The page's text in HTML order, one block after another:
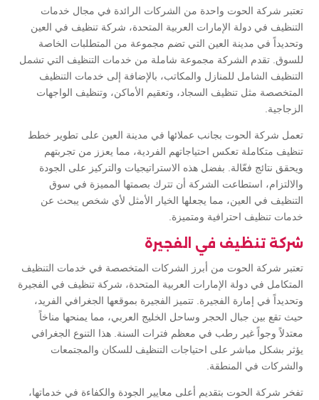
تعتبر شركة الحوت واحدة من الشركات الرائدة في مجال خدمات
التنظيف في دولة الإمارات العربية المتحدة، شركة تنظيف في العين
وتحديداً في مدينة العين التي تضم مجموعة من المتطلبات الخاصة
للسوق. تقدم الشركة مجموعة شاملة من خدمات التنظيف التي تشمل
التنظيف الشامل للمنازل والمكاتب، بالإضافة إلى خدمات التنظيف
المتخصصة مثل تنظيف السجاد، وتعقيم الأماكن، وتنظيف الواجهات
الزجاجية.
تعمل شركة الحوت بجانب عملائها في مدينة العين على تطوير خطط
تنظيف متكاملة تعكس احتياجاتهم الفردية، مما يعزز من تجربتهم
ويحقق نتائج فعّالة. بفضل هذه الاستراتيجيات والتركيز على الجودة
والالتزام، استطاعت الشركة أن تترك بصمتها المميزة في سوق
التنظيف في العين، مما يجعلها الخيار الأمثل لأي شخص يبحث عن
خدمات تنظيف احترافية ومتميزة.
شركة تنظيف في الفجيرة
تعتبر شركة الحوت من أبرز الشركات المتخصصة في خدمات التنظيف
المتكامل في دولة الإمارات العربية المتحدة، شركة تنظيف في الفجيرة
وتحديداً في إمارة الفجيرة. تتميز الفجيرة بموقعها الجغرافي الفريد،
حيث تقع بين جبال الحجر وساحل الخليج العربي، مما يمنحها مناخاً
معتدلاً وجواً غير رطب في معظم فترات السنة. هذا التنوع الجغرافي
يؤثر بشكل مباشر على احتياجات التنظيف للسكان والمجتمعات
والشركات في المنطقة.
تفخر شركة الحوت بتقديم أعلى معايير الجودة والكفاءة في خدماتها،